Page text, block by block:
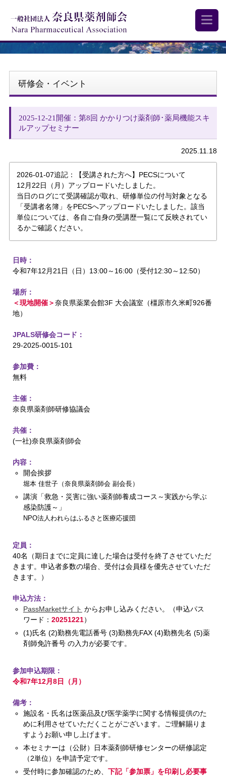
研修会・イベント
2025-12-21開催：第8回 かかりつけ薬剤師･薬局機能スキ
ルアップセミナー
2025.11.18
2026-01-07追記：【受講された方へ】PECSについて
12月22日（月）アップロードいたしました。
当日のログにて受講確認が取れ、研修単位の付与対象となる
「受講者名簿」をPECSへアップロードいたしました。該当
単位については、各自ご自身の受講歴一覧にて反映されてい
るかご確認ください。
日時：
令和7年12月21日（日）13:00～16:00（受付12:30～12:50）
場所：
＜現地開催＞奈良県薬業会館3F 大会議室（橿原市久米町926番
地）
JPALS研修会コード：
29-2025-0015-101
参加費：
無料
主催：
奈良県薬剤師研修協議会
共催：
(一社)奈良県薬剤師会
内容：
開会挨拶
堀本 佳世子（奈良県薬剤師会 副会長）
講演「救急・災害に強い薬剤師養成コース～実践から学ぶ
感染防護～」
NPO法人われらはふるさと医療応援団
定員：
40名（期日までに定員に達した場合は受付を終了させていただ
きます。申込者多数の場合、受付は会員様を優先させていただ
きます。）
申込方法：
PassMarketサイト からお申し込みください。（申込パス
ワード： 20251221）
(1)氏名 (2)勤務先電話番号 (3)勤務先FAX (4)勤務先名 (5)薬
剤師免許番号 の入力が必要です。
参加申込期限：
令和7年12月8日（月）
備考：
施設名・氏名は医薬品及び医学薬学に関する情報提供のた
めに利用させていただくことがございます。ご理解賜りま
すようお願い申し上げます。
本セミナーは（公財）日本薬剤師研修センターの研修認定
（2単位）を申請予定です。
受付時に参加確認のため、 下記「参加票」を印刷し必要事